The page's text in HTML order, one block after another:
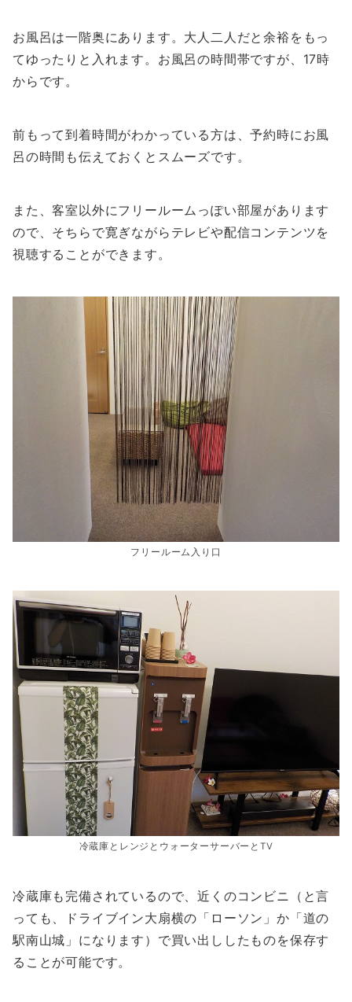
お風呂は一階奥にあります。大人二人だと余裕をもっ
てゆったりと入れます。お風呂の時間帯ですが、17時
からです。
前もって到着時間がわかっている方は、予約時にお風
呂の時間も伝えておくとスムーズです。
また、客室以外にフリールームっぽい部屋があります
ので、そちらで寛ぎながらテレビや配信コンテンツを
視聴することができます。
フリールーム入り口
冷蔵庫とレンジとウォーターサーバーとTV
冷蔵庫も完備されているので、近くのコンビニ（と言
っても、ドライブイン大扇横の「ローソン」か「道の
駅南山城」になります）で買い出ししたものを保存す
ることが可能です。